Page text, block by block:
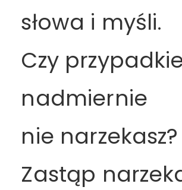
słowa i myśli.
Czy
nadmiernie
nie narzekasz?
Zastąp